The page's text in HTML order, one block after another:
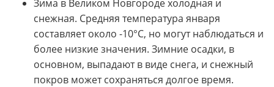
Зима в Великом Новгороде холодная и
снежная. Средняя температура января
составляет около -10°C, но могут наблюдаться и
более низкие значения. Зимние осадки, в
основном, выпадают в виде снега, и снежный
покров может сохраняться долгое время.